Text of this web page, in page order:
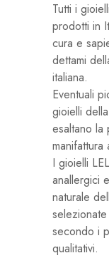
Tutti i
prodotti in
cura e
dettami
italiana.
Eventuali
gioielli
esaltano la
manifattura
I gioielli
anallergici
naturale
secondo i
qualitativi.